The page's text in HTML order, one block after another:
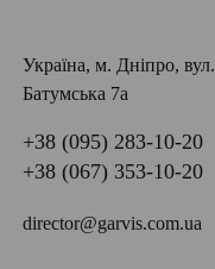
Україна, м. Дніпро, вул.
Батумська 7а
+38 (095) 283-10-20
+38 (067) 353-10-20
director@garvis.com.ua